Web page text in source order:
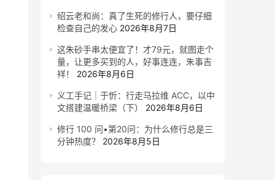
绍云老和尚：真了生死的修行人，要仔细
检查自己的发心 2026年8月7日
这朱砂手串太便宜了！才79元，就图走个
量，让更多买到的人，好事连连，朱事吉
祥！
2026年8月6日
义工手记｜于忻：行走马拉维 ACC，以中
文搭建温暖桥梁（下）
2026年8月6日
修行 100 问•第20问：为什么修行总是三
分钟热度？
2026年8月5日